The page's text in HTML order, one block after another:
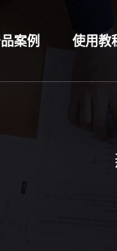
案例 使用教